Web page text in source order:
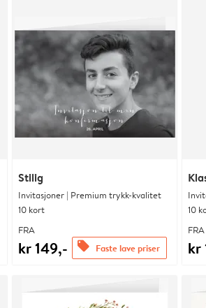
Stilig
Invitasjoner | Premium trykk-kvalitet
10 kort
FRA
kr 149,- offers Faste lave priser
10
FRA
kr